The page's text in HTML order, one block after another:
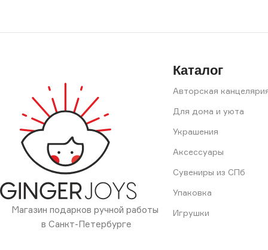
Магазин подарков ручной работы
в Санкт-Петербурге
Каталог
Авторская
Для дома и уюта
Украшения
Аксессуары
Сувениры из СПб
Упаковка
Игрушки